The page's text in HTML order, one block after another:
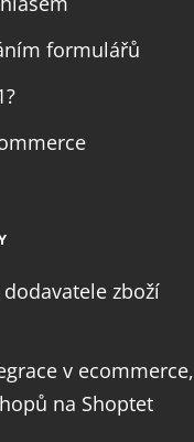
formulářů
zboží
v ecommerce,
na Shoptet